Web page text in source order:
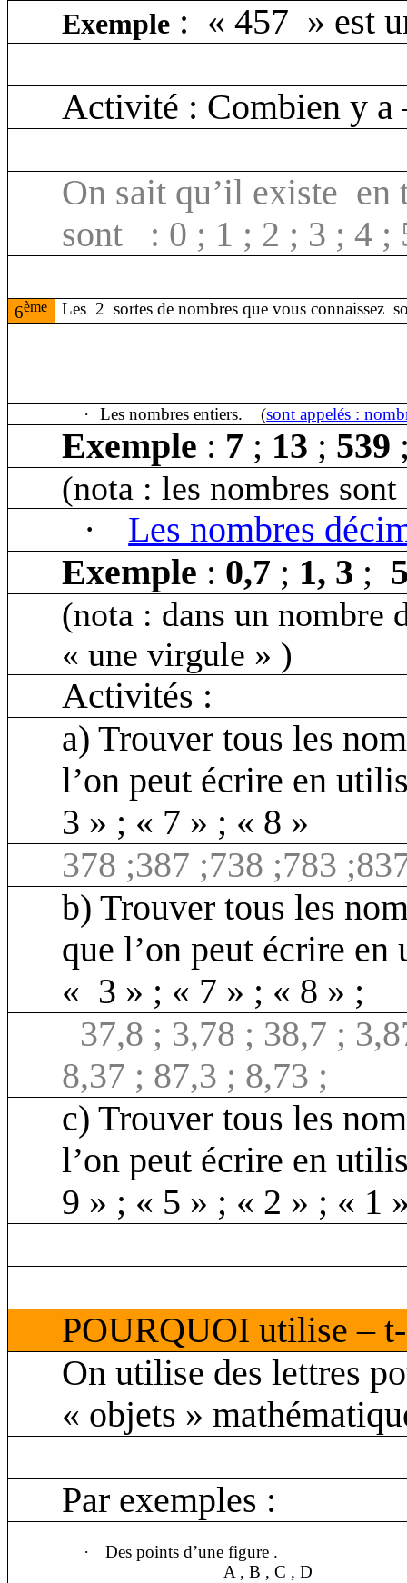
Exemple : « 457 » est
Activité : Combien y a
On sait qu’il existe en
sont
: 0 ; 1 ; 2 ; 3 ; 4 ;
6ème Les 2 sortes de nombres que vous connaissez
· Les nombres entiers. (sont appelés :
Exemple : 7 ; 13 ; 539
(nota : les nombres
·
Les nombres
Exemple : 0,7 ; 1, 3 ;
(nota : dans un nombre
« une virgule » )
Activités :
a) Trouver tous les
l’on peut écrire en
3 » ; « 7 » ; « 8 »
378 ;387 ;738 ;783
b) Trouver tous les
que l’on peut écrire
« 3 » ; « 7 » ; « 8 » ;
37,8 ; 3,78 ; 38,7 ;
8,37 ; 87,3 ; 8,73 ;
c) Trouver tous les
l’on peut écrire en
9 » ; « 5 » ; « 2 » ; « 1
POURQUOI utilise –
On utilise des lettres
« objets »
Par exemples :
· Des points d’unefigure .
A , B , C , D